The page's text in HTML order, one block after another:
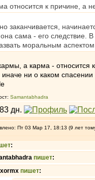
относится к причине, а
заканчивается,
сама - его следствие.
моральным
а карма - относится
ни о каком
Samantabhadra
Пт 03 Мар 17, 18:13 (9 лет
:
пишет:
xormx пишет: